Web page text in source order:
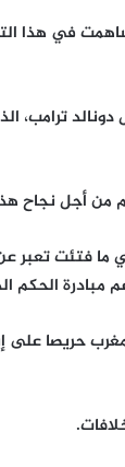
في هذا
دونالد
من أجل نجاح
ما فتئت تعبر
مبادرة الحكم
حريصا على